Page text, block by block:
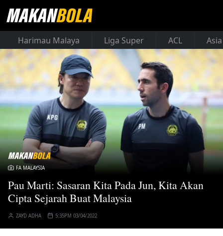
Harimau Malaya Liga Super ACL
FA MALAYSIA
Pau Marti: Sasaran Kita Pada Jun, Kita Akan
Cipta Sejarah Buat Malaysia
ZAYD ADHA 5:35PM 03/04/2022